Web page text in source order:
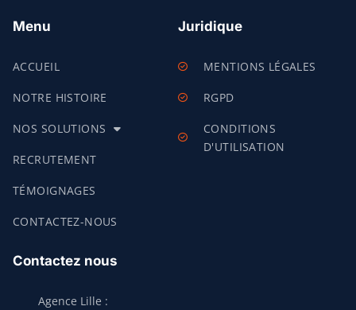
Menu
ACCUEIL
NOTRE HISTOIRE
NOS SOLUTIONS
RECRUTEMENT
TÉMOIGNAGES
CONTACTEZ-NOUS
Juridique
MENTIONS LÉGALES
RGPD
CONDITIONS
D'UTILISATION
Contactez nous
Agence Lille :